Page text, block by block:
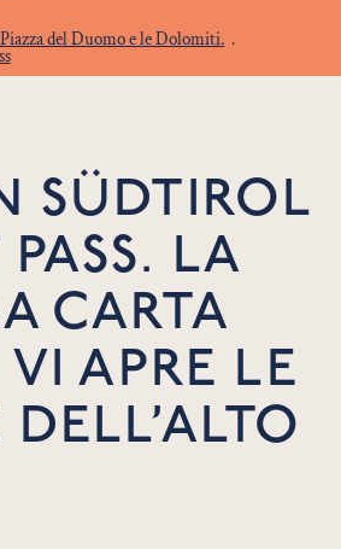
del Duomo e le Dolomiti. .
SÜDTIROL
LA
CARTA
APRE LE